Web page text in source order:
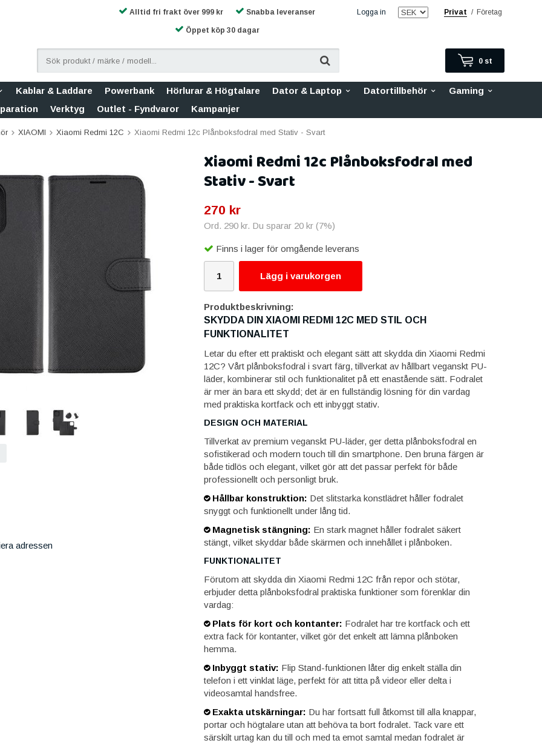
Logga in Privat / Företag
Alltid fri frakt över 999 kr Snabba leveranser
Öppet köp 30 dagar
0 st
Kablar & Laddare Powerbank Hörlurar & Högtalare Dator & Laptop Datortillbehör
Gaming
Verktyg Outlet - Fyndvaror Kampanjer
XIAOMI Xiaomi Redmi 12C Xiaomi Redmi 12c Plånboksfodral med Stativ - Svart
Xiaomi Redmi 12c Plånboksfodral med
Stativ - Svart
270 kr
Ord. 290 kr. Du sparar 20 kr(7%)
Finns i lager för omgående leverans
Lägg i varukorgen
Produktbeskrivning:
SKYDDA DIN XIAOMI REDMI 12C MED STIL OCH
FUNKTIONALITET
Letar du efter ett praktiskt och elegant sätt att skydda din Xiaomi Redmi
12C? Vårt plånboksfodral i svart färg, tillverkat av hållbart veganskt PU-
läder, kombinerar stil och funktionalitet på ett enastående sätt. Fodralet
är mer än bara ett skydd; det är en fullständig lösning för din vardag
med praktiska kortfack och ett inbyggt stativ.
DESIGN OCH MATERIAL
Tillverkat av premium veganskt PU-läder, ger detta plånboksfodral en
sofistikerad och modern touch till din smartphone. Den bruna färgen är
både tidlös och elegant, vilket gör att det passar perfekt för både
professionellt och personligt bruk.
Hållbar konstruktion: Det slitstarka konstlädret håller fodralet
snyggt och funktionellt under lång tid.
Magnetisk stängning: En stark magnet håller fodralet säkert
stängt, vilket skyddar både skärmen och innehållet i plånboken.
FUNKTIONALITET
Förutom att skydda din Xiaomi Redmi 12C från repor och stötar,
erbjuder detta plånboksfodral praktiska funktioner som förenklar din
vardag:
Plats för kort och kontanter: Fodralet har tre kortfack och ett
extra fack för kontanter, vilket gör det enkelt att lämna plånboken
hemma.
Inbyggt stativ: Flip Stand-funktionen låter dig enkelt ställa din
telefon i ett vinklat läge, perfekt för att titta på videor eller delta i
videosamtal handsfree.
Exakta utskärningar: Du har fortsatt full åtkomst till alla knappar,
portar och högtalare utan att behöva ta bort fodralet. Tack vare ett
särskilt urtag kan du till och med ta emot samtal medan fodralet är
adressen